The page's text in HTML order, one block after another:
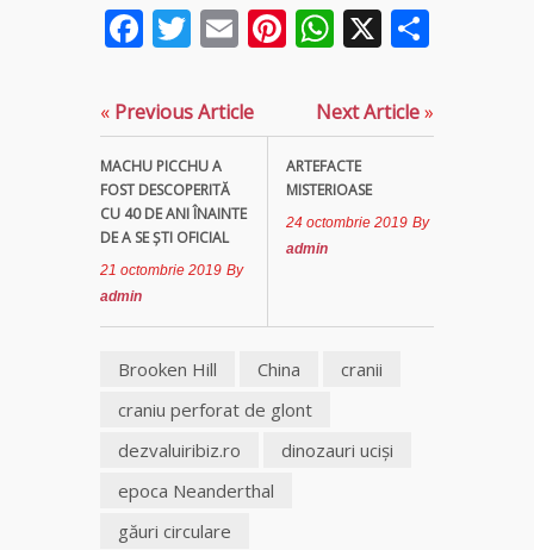
Facebook
Twitter
EmailPinterest
WhatsApp
X
« Previous Article
MACHU PICCHU A
FOST DESCOPERITĂ
CU 40 DE ANI ÎNAINTE
DE A SE ŞTI OFICIAL
21 octombrie 2019 By
admin
Next Article»
ARTEFACTE
MISTERIOASE
24 octombrie 2019 By
admin
Brooken Hill China
cranii
craniu perforat de glont
dezvaluiribiz.ro
dinozauri ucişi
epoca Neanderthal
găuri circulare